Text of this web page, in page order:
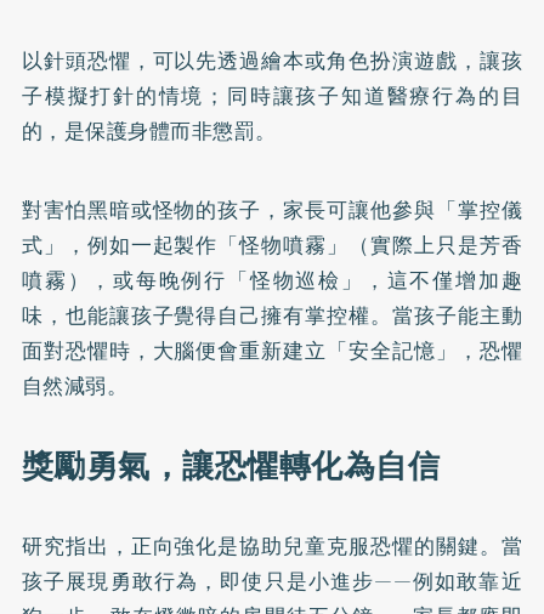
以針頭恐懼，可以先透過繪本或角色扮演遊戲，讓孩
子模擬打針的情境；同時讓孩子知道醫療行為的目
的，是保護身體而非懲罰。
對害怕黑暗或怪物的孩子，家長可讓他參與「掌控儀
式」，例如一起製作「怪物噴霧」（實際上只是芳香
噴霧），或每晚例行「怪物巡檢」，這不僅增加趣
味，也能讓孩子覺得自己擁有掌控權。當孩子能主動
面對恐懼時，大腦便會重新建立「安全記憶」，恐懼
自然減弱。
獎勵勇氣，讓恐懼轉化為自信
研究指出，正向強化是協助兒童克服恐懼的關鍵。當
孩子展現勇敢行為，即使只是小進步——例如敢靠近